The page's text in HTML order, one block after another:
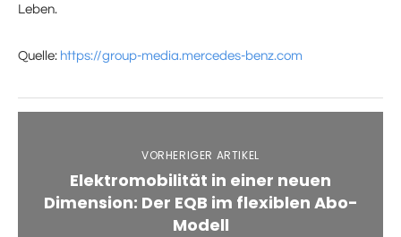
Leben.
Quelle: https://group-media.mercedes-benz.com
VORHERIGER ARTIKEL
Elektromobilität in einer neuen
Dimension: Der EQB im flexiblen Abo-
Modell